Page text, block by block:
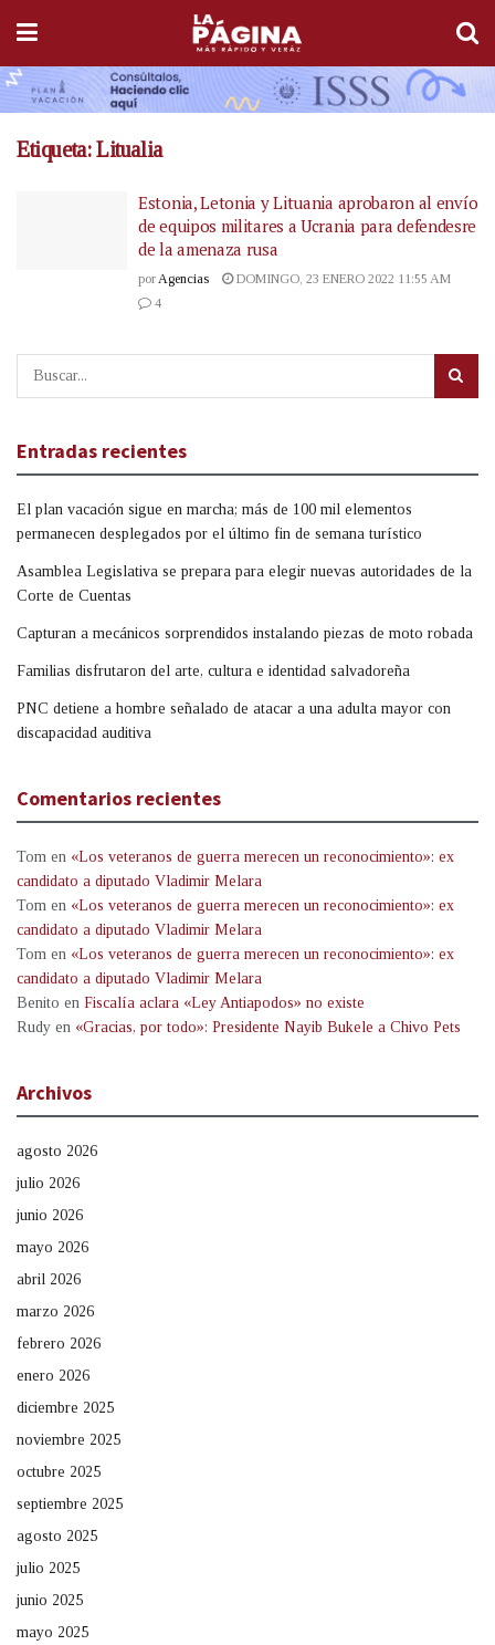
Etiqueta:Litualia
Estonia, Letonia y Lituania aprobaron al envío
de equipos militares a Ucrania para defendesre
de la amenaza rusa
por Agencias
DOMINGO, 23 ENERO 2022 11:55 AM
4
Entradas recientes
El plan vacación sigue en marcha; más de 100 mil elementos
permanecen desplegados por el último fin de semana turístico
Asamblea Legislativa se prepara para elegir nuevas autoridades de la
Corte de Cuentas
Capturan a mecánicos sorprendidos instalando piezas de moto robada
Familias disfrutaron del arte, cultura e identidad salvadoreña
PNC detiene a hombre señalado de atacar a una adulta mayor con
discapacidad auditiva
Comentarios recientes
Tom en «Los veteranos de guerra merecen un reconocimiento»: ex
candidato a diputado Vladimir Melara
Tom en «Los veteranos de guerra merecen un reconocimiento»: ex
candidato a diputado Vladimir Melara
Tom en «Los veteranos de guerra merecen un reconocimiento»: ex
candidato a diputado Vladimir Melara
Benito en Fiscalía aclara «Ley Antiapodos» no existe
Rudy en «Gracias, por todo»: Presidente Nayib Bukele a Chivo Pets
Archivos
agosto 2026
julio 2026
junio 2026
mayo 2026
abril 2026
marzo 2026
febrero 2026
enero 2026
diciembre 2025
noviembre 2025
octubre 2025
septiembre 2025
agosto 2025
julio 2025
junio 2025
mayo 2025